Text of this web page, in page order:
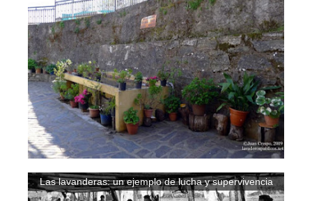
Las lavanderas: un ejemplo de lucha y supervivencia